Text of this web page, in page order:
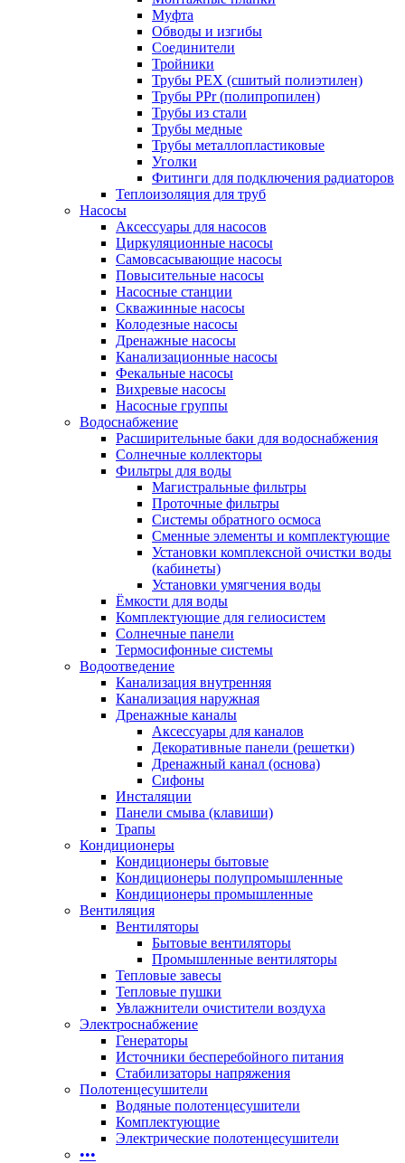
Муфта
Обводы и изгибы
Соединители
Тройники
Трубы PEX (сшитый полиэтилен)
Трубы PPr (полипропилен)
Трубы из стали
Трубы медные
Трубы металлопластиковые
Уголки
Фитинги для подключения радиаторов
Теплоизоляция для труб
Насосы
Аксессуары для насосов
Циркуляционные насосы
Самовсасывающие насосы
Повысительные насосы
Насосные станции
Скважинные насосы
Колодезные насосы
Дренажные насосы
Канализационные насосы
Фекальные насосы
Вихревые насосы
Насосные группы
Водоснабжение
Расширительные баки для водоснабжения
Солнечные коллекторы
Фильтры для воды
Магистральные фильтры
Проточные фильтры
Системы обратного осмоса
Сменные элементы и комплектующие
Установки комплексной очистки воды
(кабинеты)
Установки умягчения воды
Ёмкости для воды
Комплектующие для гелиосистем
Солнечные панели
Термосифонные системы
Водоотведение
Канализация внутренняя
Канализация наружная
Дренажные каналы
Аксессуары для каналов
Декоративные панели (решетки)
Дренажный канал (основа)
Сифоны
Инсталяции
Панели смыва (клавиши)
Трапы
Кондиционеры
Кондиционеры бытовые
Кондиционеры полупромышленные
Кондиционеры промышленные
Вентиляция
Вентиляторы
Бытовые вентиляторы
Промышленные вентиляторы
Тепловые завесы
Тепловые пушки
Увлажнители очистители воздуха
Электроснабжение
Генераторы
Источники бесперебойного питания
Стабилизаторы напряжения
Полотенцесушители
Водяные полотенцесушители
Комплектующие
Электрические полотенцесушители
•••